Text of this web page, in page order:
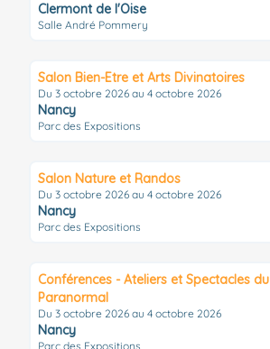
Clermont de l'Oise
Salle André Pommery
Salon Bien-Etre et Arts Divinatoires
Du 3 octobre 2026 au 4 octobre 2026
Nancy
Parc des Expositions
Salon Nature et Randos
Du 3 octobre 2026 au 4 octobre 2026
Nancy
Parc des Expositions
Conférences - Ateliers et Spectacles du
Paranormal
Du 3 octobre 2026 au 4 octobre 2026
Nancy
Parc des Expositions